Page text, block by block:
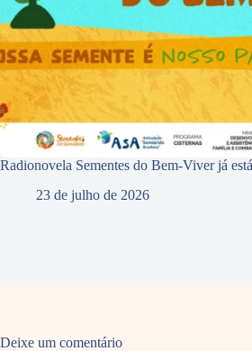
Radionovela Sementes do Bem-Viver já
23 de julho de 2026
Deixe um comentário